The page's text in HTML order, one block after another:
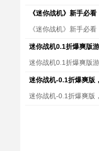
《迷你战机》新手必
《迷你战机》新手必
迷你战机0.1折爆爽版
迷你战机0.1折爆爽版
迷你战机-0.1折爆爽版
迷你战机-0.1折爆爽版